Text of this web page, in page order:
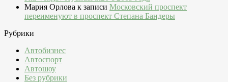
Мария Орлова к записи Московский проспект
переименуют в проспект Степана Бандеры
Рубрики
Автобизнес
Автоспорт
Автошоу
Без рубрики